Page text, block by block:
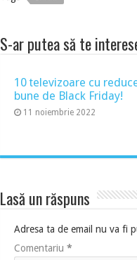
S-ar putea să te
10 televizoare cu
bune de Black Friday!
11 noiembrie 2022
Lasă un răspuns
Adresa ta de email nu va fi
Comentariu *